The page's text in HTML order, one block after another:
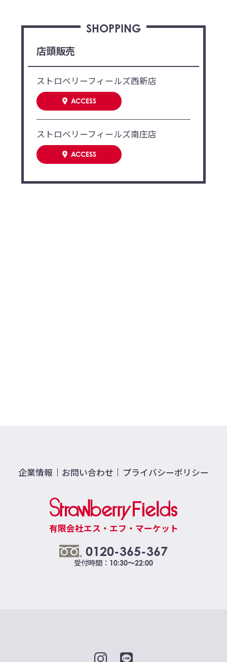
SHOPPING
店頭販売
ストロベリーフィールズ西新店
ACCESS
ストロベリーフィールズ南庄店
ACCESS
企業情報 お問い合わせ プライバシーポリシー
有限会社エス・エフ・マーケット
0120-365-367
受付時間： 10:30～22:00